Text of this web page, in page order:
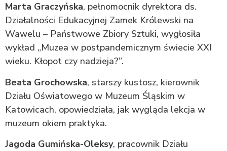
Marta Graczyńska, pełnomocnik dyrektora ds.
Działalności Edukacyjnej Zamek Królewski na
Wawelu – Państwowe Zbiory Sztuki, wygłosiła
wykład „Muzea w postpandemicznym świecie XXI
wieku. Kłopot czy nadzieja?”.
Beata Grochowska, starszy kustosz, kierownik
Działu Oświatowego w Muzeum Śląskim w
Katowicach, opowiedziała, jak wygląda lekcja w
muzeum okiem praktyka.
Jagoda Gumińska-Oleksy, pracownik Działu